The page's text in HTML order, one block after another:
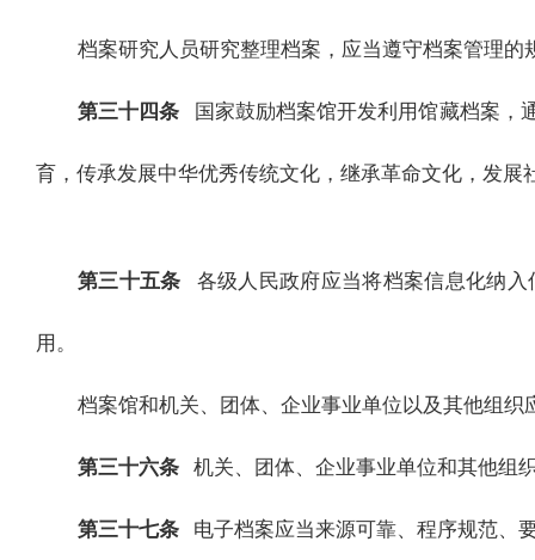
档案研究人员研究整理档案，应当遵守档案管理的
第三十四条 国家鼓励档案馆开发利用馆藏档案，
育，传承发展中华优秀传统文化，继承革命文化，发
第三十五条 各级人民政府应当将档案信息化纳
用。
档案馆和机关、团体、企业事业单位以及其他组
第三十六条 机关、团体、企业事业单位和其他组
第三十七条 电子档案应当来源可靠、程序规范、